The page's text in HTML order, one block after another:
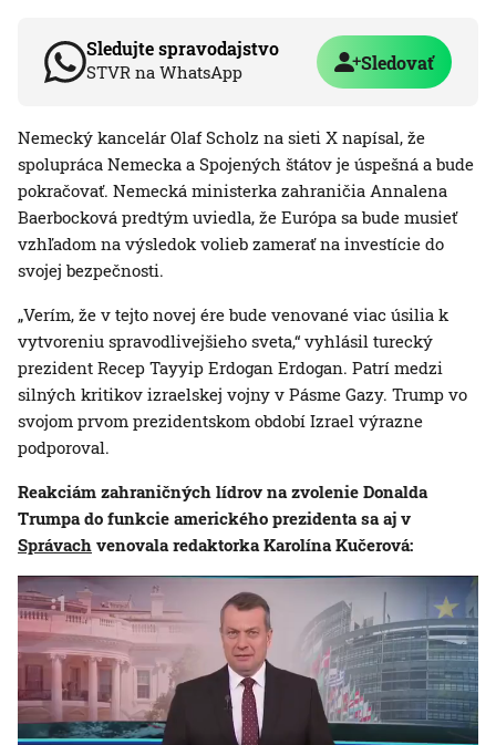
Sledujte spravodajstvo
STVR na WhatsApp Sledovať
Nemecký kancelár Olaf Scholz na sieti X napísal, že
spolupráca Nemecka a Spojených štátov je úspešná a bude
pokračovať. Nemecká ministerka zahraničia Annalena
Baerbocková predtým uviedla, že Európa sa bude musieť
vzhľadom na výsledok volieb zamerať na investície do
svojej bezpečnosti.
„Verím, že v tejto novej ére bude venované viac úsilia k
vytvoreniu spravodlivejšieho sveta,“ vyhlásil turecký
prezident Recep Tayyip Erdogan Erdogan. Patrí medzi
silných kritikov izraelskej vojny v Pásme Gazy. Trump vo
svojom prvom prezidentskom období Izrael výrazne
podporoval.
Reakciám zahraničných lídrov na zvolenie Donalda
Trumpa do funkcie amerického prezidenta sa aj v
Správach venovala redaktorka Karolína Kučerová: